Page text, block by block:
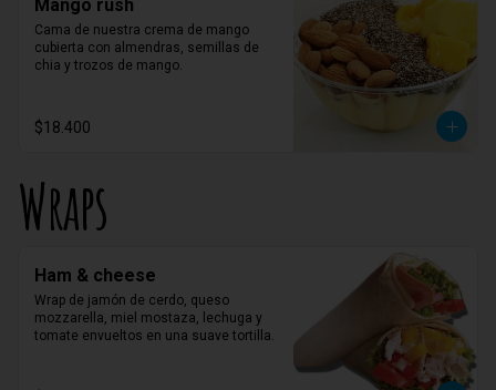
Mango rush
Cama de nuestra crema de mango
cubierta con almendras, semillas de
chia y trozos de mango.
$18.400
Wraps
Ham & cheese
Wrap de jamón de cerdo, queso
mozzarella, miel mostaza, lechuga y
tomate envueltos en una suave tortilla.